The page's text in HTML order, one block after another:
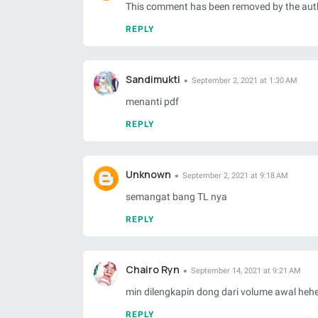
This comment has been removed by the
REPLY
Sandimukti September 2, 2021 at 1:30 AM
menanti pdf
REPLY
Unknown September 2, 2021 at 9:18 AM
semangat bang TL nya
REPLY
Chairo Ryn September 14, 2021 at 9:21 AM
min dilengkapin dong dari volume awal
REPLY